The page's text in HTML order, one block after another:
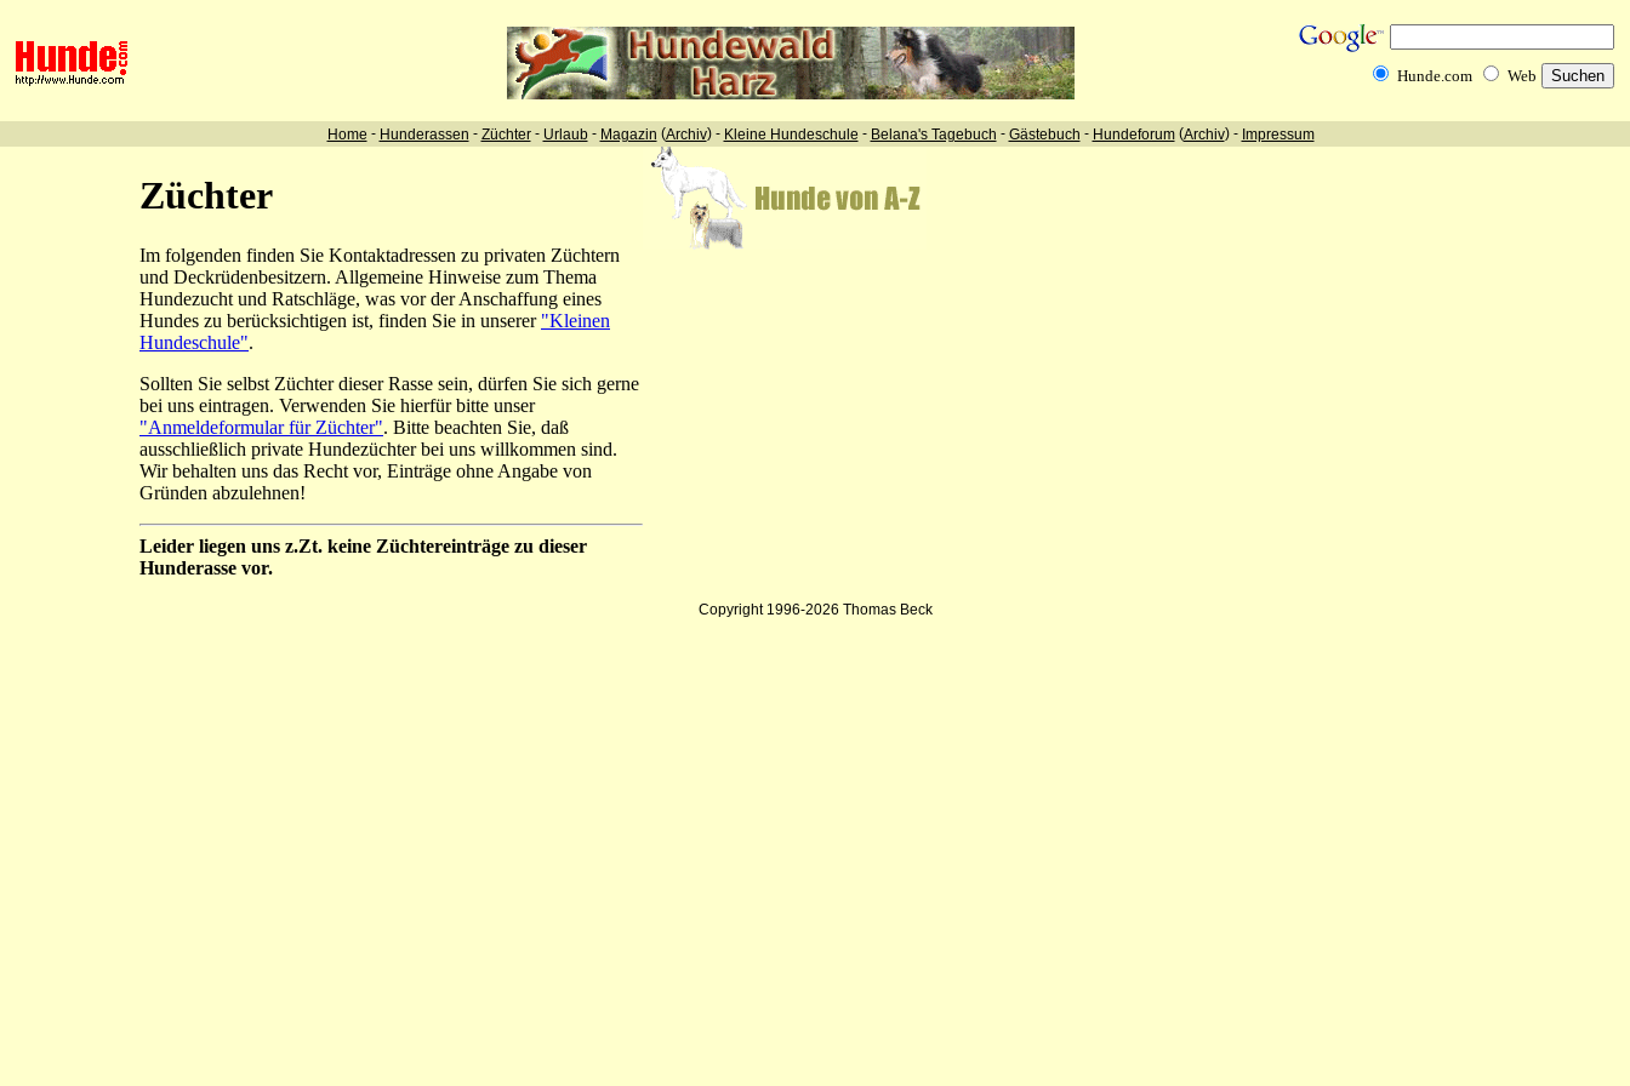
Hunde.com Web
Home - Hunderassen - Züchter- Urlaub- Magazin (Archiv) - Kleine Hundeschule - Belana's Tagebuch - Gästebuch - Hundeforum(Archiv) - Impressum
Züchter
Im folgenden finden Sie Kontaktadressen zu privaten Züchtern
und Deckrüdenbesitzern. Allgemeine Hinweise zum Thema
Hundezucht und Ratschläge, was vor der Anschaffung eines
Hundes zu berücksichtigen ist, finden Sie in unserer "Kleinen
Hundeschule".
Sollten Sie selbst Züchter dieser Rasse sein, dürfen Sie sich gerne
bei uns eintragen. Verwenden Sie hierfür bitte unser
"Anmeldeformular für Züchter". Bitte beachten Sie, daß
ausschließlich private Hundezüchter bei uns willkommen sind.
Wir behalten uns das Recht vor, Einträge ohne Angabe von
Gründen abzulehnen!
Leider liegen uns z.Zt. keine Züchtereinträge zu dieser
Hunderasse vor.
Copyright 1996-2026 Thomas Beck